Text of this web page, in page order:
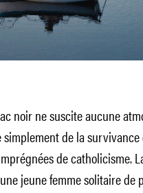
noir ne suscite aucune
de la survivance
de catholicisme.
jeune femme solitaire de